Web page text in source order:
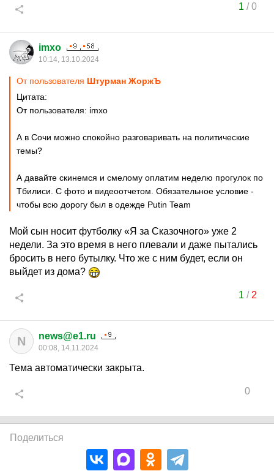
1 /0
imxo
10:14, 13.10.2024
От пользователя Штурман ЖоржЪ
Цитата:
От пользователя: imxo
А в Сочи можно спокойно разговаривать на политические
темы?
А давайте cкинемся и смелому оплатим неделю прогулок по
Тбилиси. С фото и видеоотчетом. Обязательное условие -
чтобы всю дорогу был в одежде Putin Team
Мой сын носит футболку «Я за Сказочного» уже 2
недели. За это время в него плевали и даже пытались
бросить в него бутылку. Что же с ним будет, если он
выйдет из дома?
1 / 2
N news@e1.ru
00:08, 14.11.2024
Тема автоматически закрыта.
0
Поделиться